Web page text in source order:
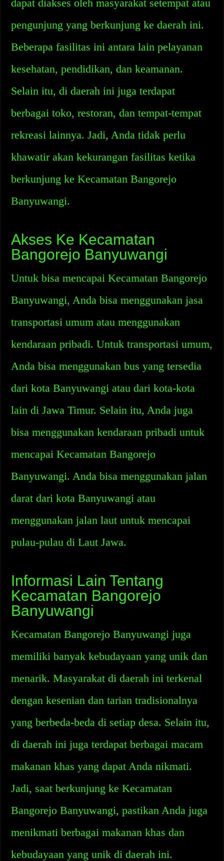
dapat diakses oleh masyarakat setempat atau
pengunjung yang berkunjung ke daerah ini.
Beberapa fasilitas ini antara lain pelayanan
kesehatan, pendidikan, dan keamanan.
Selain itu, di daerah ini juga terdapat
berbagai toko, restoran, dan tempat-tempat
rekreasi lainnya. Jadi, Anda tidak perlu
khawatir akan kekurangan fasilitas ketika
berkunjung ke Kecamatan Bangorejo
Banyuwangi.
Akses Ke Kecamatan
Bangorejo Banyuwangi
Untuk bisa mencapai Kecamatan Bangorejo
Banyuwangi, Anda bisa menggunakan jasa
transportasi umum atau menggunakan
kendaraan pribadi. Untuk transportasi umum,
Anda bisa menggunakan bus yang tersedia
dari kota Banyuwangi atau dari kota-kota
lain di Jawa Timur. Selain itu, Anda juga
bisa menggunakan kendaraan pribadi untuk
mencapai Kecamatan Bangorejo
Banyuwangi. Anda bisa menggunakan jalan
darat dari kota Banyuwangi atau
menggunakan jalan laut untuk mencapai
pulau-pulau di Laut Jawa.
Informasi Lain Tentang
Kecamatan Bangorejo
Banyuwangi
Kecamatan Bangorejo Banyuwangi juga
memiliki banyak kebudayaan yang unik dan
menarik. Masyarakat di daerah ini terkenal
dengan kesenian dan tarian tradisionalnya
yang berbeda-beda di setiap desa. Selain itu,
di daerah ini juga terdapat berbagai macam
makanan khas yang dapat Anda nikmati.
Jadi, saat berkunjung ke Kecamatan
Bangorejo Banyuwangi, pastikan Anda juga
menikmati berbagai makanan khas dan
kebudayaan yang unik di daerah ini.